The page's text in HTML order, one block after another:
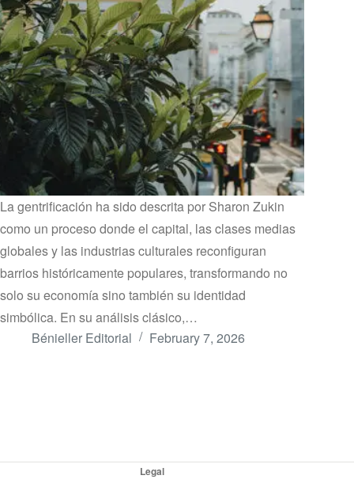
La gentrificación ha sido descrita por Sharon Zukin
como un proceso donde el capital, las clases medias
globales y las industrias culturales reconfiguran
barrios históricamente populares, transformando no
solo su economía sino también su identidad
simbólica. En su análisis clásico,…
Bénieller Editorial
February 7, 2026
Legal